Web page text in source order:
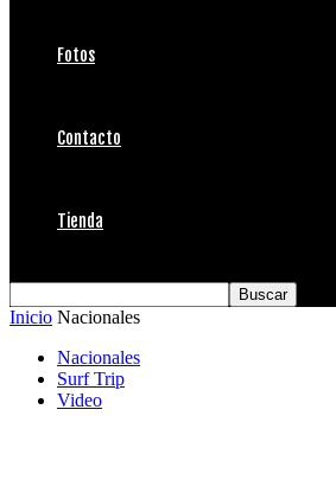
Fotos
Contacto
Tienda
Inicio Nacionales
Nacionales
Surf Trip
Video